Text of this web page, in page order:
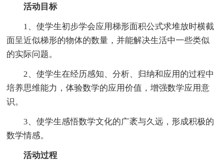
活动目标
1、使学生初步学会应用梯形面积公式求堆放时横截
面呈近似梯形的物体的数量，并能解决生活中一些类似
的实际问题。
2、使学生在经历感知、分析、归纳和应用的过程中
培养思维能力，体验数学的应用价值，增强数学应用意
识。
3、使学生感悟数学文化的广袤与久远，形成积极的
数学情感。
活动过程